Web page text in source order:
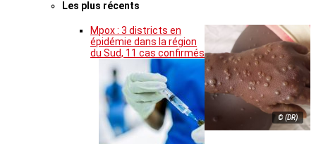
Les plus récents
© (DR)
Mpox : 3 districts en
épidémie dans la région
du Sud, 11 cas confirmés